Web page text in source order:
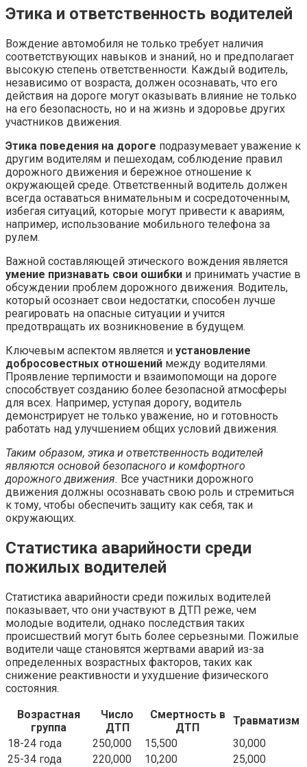
Этика и ответственность водителей
Вождение автомобиля не только требует наличия
соответствующих навыков и знаний, но и предполагает
высокую степень ответственности. Каждый водитель,
независимо от возраста, должен осознавать, что его
действия на дороге могут оказывать влияние не только
на его безопасность, но и на жизнь и здоровье других
участников движения.
Этика поведения на дороге подразумевает уважение к
другим водителям и пешеходам, соблюдение правил
дорожного движения и бережное отношение к
окружающей среде. Ответственный водитель должен
всегда оставаться внимательным и сосредоточенным,
избегая ситуаций, которые могут привести к авариям,
например, использование мобильного телефона за
рулем.
Важной составляющей этического вождения является
умение признавать свои ошибки и принимать участие в
обсуждении проблем дорожного движения. Водитель,
который осознает свои недостатки, способен лучше
реагировать на опасные ситуации и учится
предотвращать их возникновение в будущем.
Ключевым аспектом является и установление
добросовестных отношений между водителями.
Проявление терпимости и взаимопомощи на дороге
способствует созданию более безопасной атмосферы
для всех. Например, уступая дорогу, водитель
демонстрирует не только уважение, но и готовность
работать над улучшением общих условий движения.
Таким образом, этика и ответственность водителей
являются основой безопасного и комфортного
дорожного движения. Все участники дорожного
движения должны осознавать свою роль и стремиться
к тому, чтобы обеспечить защиту как себя, так и
окружающих.
Статистика аварийности среди
пожилых водителей
Статистика аварийности среди пожилых водителей
показывает, что они участвуют в ДТП реже, чем
молодые водители, однако последствия таких
происшествий могут быть более серьезными. Пожилые
водители чаще становятся жертвами аварий из-за
определенных возрастных факторов, таких как
снижение реактивности и ухудшение физического
состояния.
Возрастная
группа
Число
ДТП
Смертность в
ДТП
Травматизм
18-24 года
250,000 15,500
30,000
25-34 года
220,000 10,200
25,000